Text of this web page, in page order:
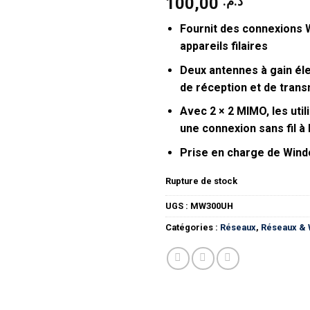
Fournit des connexions
appareils filaires
Deux antennes à gain
de réception et de
Avec 2 × 2 MIMO, les
une connexion sans fil à
Prise en charge de
Rupture de stock
UGS : MW300UH
Catégories : Réseaux, Réseaux &